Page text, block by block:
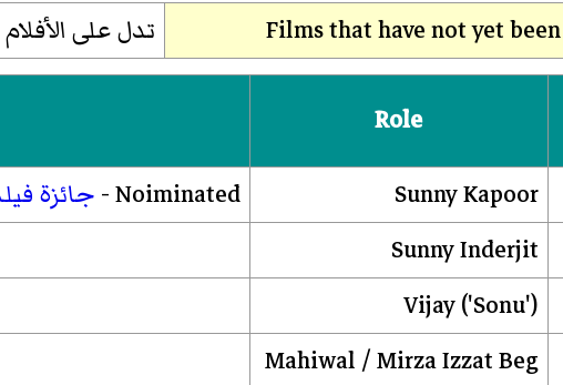
تدل على
Role
Sunny Kapoor
Noiminated - جائزة
Sunny Inderjit
Vijay ('Sonu')
Mahiwal / Mirza Izzat Beg